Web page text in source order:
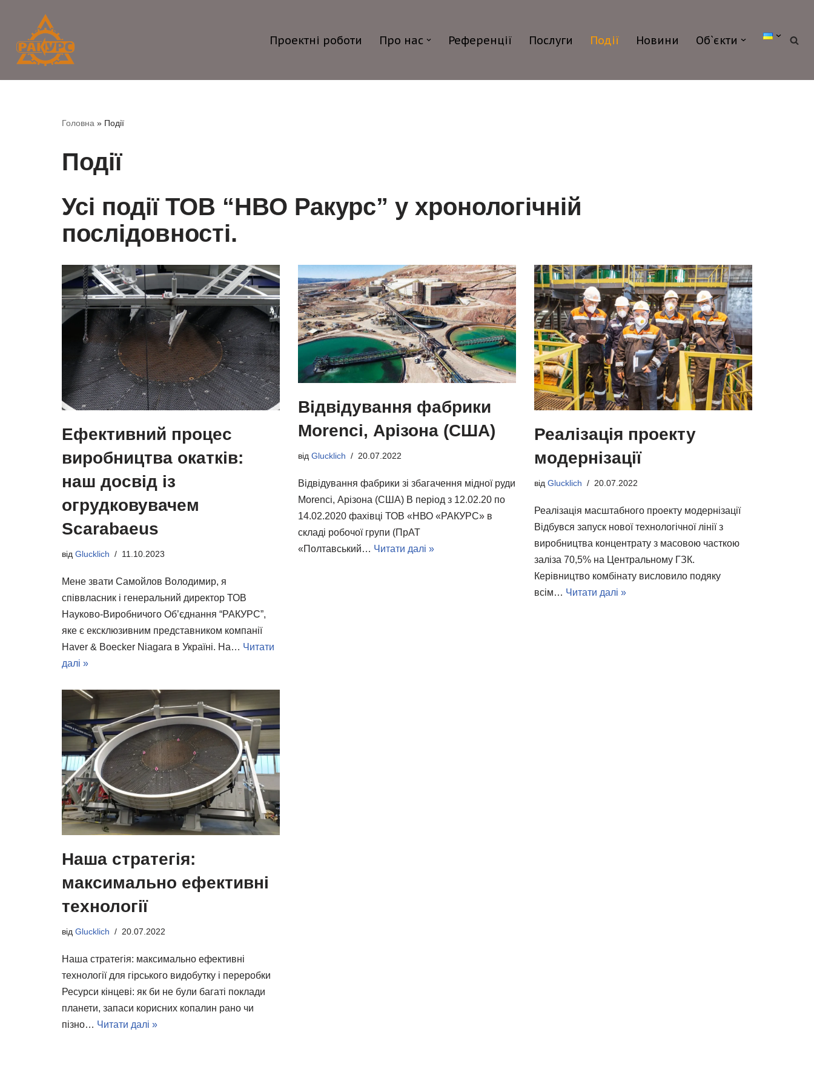
Перейти
до
вмісту
Проектні роботи Про нас Референції Послуги Події Новини Об`єкти
Головна » Події
Події
Усі події ТОВ “НВО Ракурс” у хронологічній
послідовності.
Ефективний процес
виробництва окатків:
наш досвід із
огрудковувачем
Scarabaeus
від Glucklich 11.10.2023
Мене звати Самойлов Володимир, я
співвласник і генеральний директор ТОВ
Науково-Виробничого Об’єднання “РАКУРС”,
яке є ексклюзивним представником компанії
Haver & Boecker Niagara в Україні. На… Читати
далі »
Відвідування фабрики
Morenci, Арізона (США)
від Glucklich 20.07.2022
Відвідування фабрики зі збагачення мідної руди
Morenci, Арізона (США) В період з 12.02.20 по
14.02.2020 фахівці ТОВ «НВО «РАКУРС» в
складі робочої групи (ПрАТ
«Полтавський… Читати далі »
Реалізація проекту
модернізації
від Glucklich 20.07.2022
Реалізація масштабного проекту модернізації
Відбувся запуск нової технологічної лінії з
виробництва концентрату з масовою часткою
заліза 70,5% на Центральному ГЗК.
Керівництво комбінату висловило подяку
всім… Читати далі »
Наша стратегія:
максимально ефективні
технології
від Glucklich 20.07.2022
Наша стратегія: максимально ефективні
технології для гірського видобутку і переробки
Ресурси кінцеві: як би не були багаті поклади
планети, запаси корисних копалин рано чи
пізно… Читати далі »